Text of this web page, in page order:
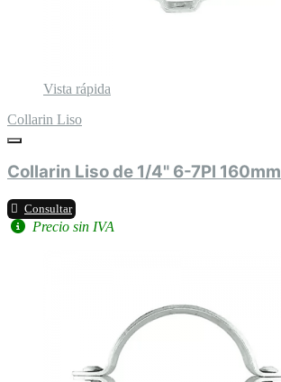
Vista rápida
Collarin Liso
Collarin Liso de 1/4" 6-7Pl 160mm
Consultar
Precio sin IVA